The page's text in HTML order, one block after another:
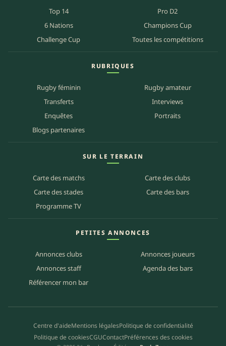
Top 14
Pro D2
6 Nations
Champions Cup
Challenge Cup
Toutes les compétitions
RUBRIQUES
Rugby féminin
Rugby amateur
Transferts
Interviews
Enquêtes
Portraits
Blogs partenaires
SUR LE TERRAIN
Carte des matchs
Carte des clubs
Carte des stades
Carte des bars
Programme TV
PETITES ANNONCES
Annonces clubs
Annonces joueurs
Annonces staff
Agenda des bars
Référencer mon bar
Centre d'aideMentions légalesPolitique de confidentialité
Politique de cookiesCGUContactPréférences des cookies